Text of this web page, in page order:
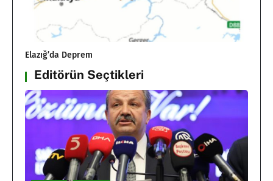
Elazığ’da Deprem
Editörün Seçtikleri